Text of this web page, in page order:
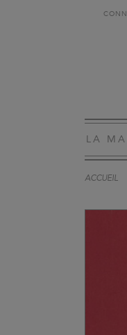
LA
ACCUEIL